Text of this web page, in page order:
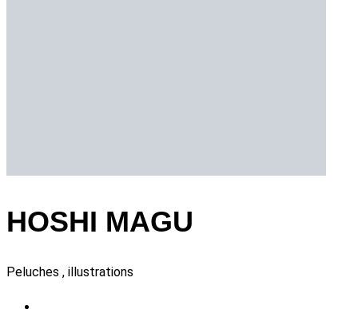
HOSHI MAGU
Peluches , illustrations